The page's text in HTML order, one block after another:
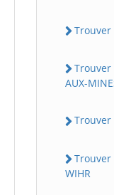
Trouver
Trouver
AUX-
Trouver
Trouver
WIHR